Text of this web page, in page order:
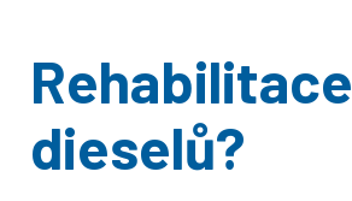
Rehabilitace
dieselů?